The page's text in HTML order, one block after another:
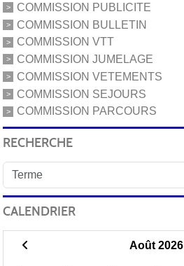
COMMISSION PUBLICITE
COMMISSION BULLETIN
COMMISSION VTT
COMMISSION JUMELAGE
COMMISSION VETEMENTS
COMMISSION SEJOURS
COMMISSION PARCOURS
RECHERCHE
CALENDRIER
Août 2026